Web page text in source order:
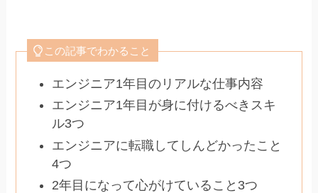
この記事でわかること
エンジニア1年目のリアルな仕事内容
エンジニア1年目が身に付けるべきスキ
ル3つ
エンジニアに転職してしんどかったこと
4つ
2年目になって心がけていること3つ